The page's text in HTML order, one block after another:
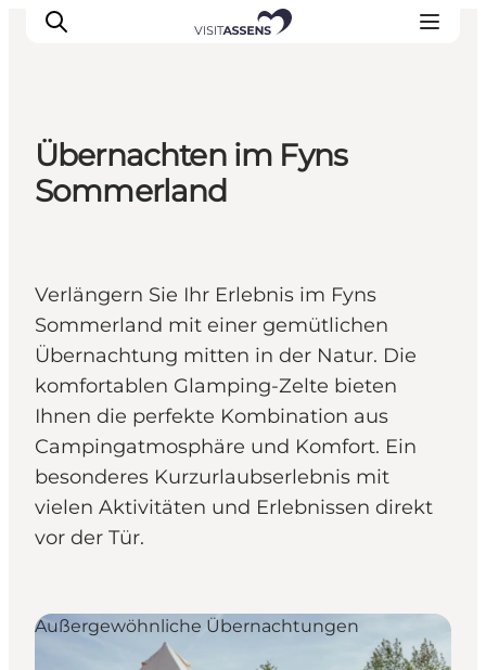
Unterkünfte
Öffnungszeiten
Übernachten im Fyns
Sommerland
Verlängern Sie Ihr Erlebnis im Fyns
Sommerland mit einer gemütlichen
Übernachtung mitten in der Natur. Die
komfortablen Glamping-Zelte bieten
Ihnen die perfekte Kombination aus
Campingatmosphäre und Komfort. Ein
besonderes Kurzurlaubserlebnis mit
vielen Aktivitäten und Erlebnissen direkt
vor der Tür.
Außergewöhnliche Übernachtungen